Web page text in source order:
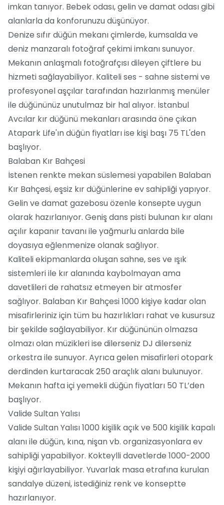
imkan tanıyor. Bebek odası, gelin ve damat odası gibi
alanlarla da konforunuzu düşünüyor.
Denize sıfır düğün mekanı çimlerde, kumsalda ve
deniz manzaralı fotoğraf çekimi imkanı sunuyor.
Mekanın anlaşmalı fotoğrafçısı dileyen çiftlere bu
hizmeti sağlayabiliyor. Kaliteli ses - sahne sistemi ve
profesyonel aşçılar tarafından hazırlanmış menüler
ile düğününüz unutulmaz bir hal alıyor. İstanbul
Avcılar kır düğünü mekanları arasında öne çıkan
Atapark Life'ın düğün fiyatları ise kişi başı 75 TL'den
başlıyor.
Balaban Kır Bahçesi
İstenen renkte mekan süslemesi yapabilen Balaban
Kır Bahçesi, eşsiz kır düğünlerine ev sahipliği yapıyor.
Gelin ve damat gazebosu özenle konsepte uygun
olarak hazırlanıyor. Geniş dans pisti bulunan kır alanı
açılır kapanır tavanı ile yağmurlu anlarda bile
doyasıya eğlenmenize olanak sağlıyor.
Kaliteli ekipmanlarda oluşan sahne, ses ve ışık
sistemleri ile kır alanında kaybolmayan ama
davetlileri de rahatsız etmeyen bir atmosfer
sağlıyor. Balaban Kır Bahçesi 1000 kişiye kadar olan
misafirleriniz için tüm bu hazırlıkları rahat ve kusursuz
bir şekilde sağlayabiliyor. Kır düğününün olmazsa
olmazı olan müzikleri ise dilerseniz DJ dilerseniz
orkestra ile sunuyor. Ayrıca gelen misafirleri otopark
derdinden kurtaracak 250 araçlık alanı bulunuyor.
Mekanın hafta içi yemekli düğün fiyatları 50 TL’den
başlıyor.
Valide Sultan Yalısı
Valide Sultan Yalısı 1000 kişilik açık ve 500 kişilik kapalı
alanı ile düğün, kına, nişan vb. organizasyonlara ev
sahipliği yapabiliyor. Kokteylli davetlerde 1000-2000
kişiyi ağırlayabiliyor. Yuvarlak masa etrafına kurulan
sandalye düzeni, istediğiniz renk ve konseptte
hazırlanıyor.